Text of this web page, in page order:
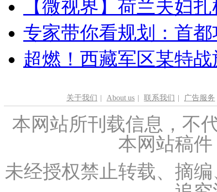
【微视界】荷兰夫妇
专家带你看规划：首
超燃！西藏军区某特
关于我们 | About us | 联系我们 | 广告服务
本网站所刊载信息，不
本网站稿
未经授权禁止转载、摘